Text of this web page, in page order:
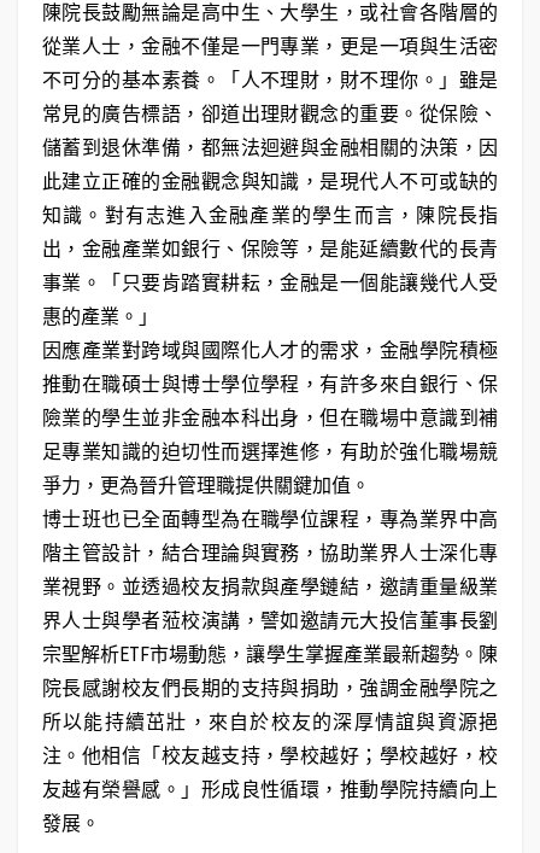
陳院長鼓勵無論是高中生、大學生，或社會各階層的
從業人士，金融不僅是一門專業，更是一項與生活密
不可分的基本素養。「人不理財，財不理你。」雖是
常見的廣告標語，卻道出理財觀念的重要。從保險、
儲蓄到退休準備，都無法迴避與金融相關的決策，因
此建立正確的金融觀念與知識，是現代人不可或缺的
知識。對有志進入金融產業的學生而言，陳院長指
出，金融產業如銀行、保險等，是能延續數代的長青
事業。「只要肯踏實耕耘，金融是一個能讓幾代人受
惠的產業。」
因應產業對跨域與國際化人才的需求，金融學院積極
推動在職碩士與博士學位學程，有許多來自銀行、保
險業的學生並非金融本科出身，但在職場中意識到補
足專業知識的迫切性而選擇進修，有助於強化職場競
爭力，更為晉升管理職提供關鍵加值。
博士班也已全面轉型為在職學位課程，專為業界中高
階主管設計，結合理論與實務，協助業界人士深化專
業視野。並透過校友捐款與產學鏈結，邀請重量級業
界人士與學者蒞校演講，譬如邀請元大投信董事長劉
宗聖解析ETF市場動態，讓學生掌握產業最新趨勢。陳
院長感謝校友們長期的支持與捐助，強調金融學院之
所以能持續茁壯，來自於校友的深厚情誼與資源挹
注。他相信「校友越支持，學校越好；學校越好，校
友越有榮譽感。」形成良性循環，推動學院持續向上
發展。